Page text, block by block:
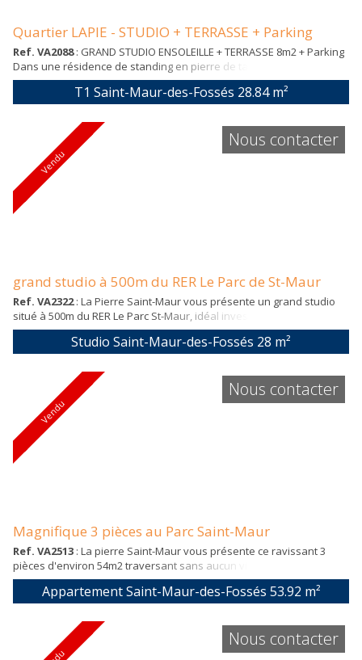
Quartier LAPIE - STUDIO + TERRASSE + Parking
Ref. VA2088: GRAND STUDIO ENSOLEILLE + TERRASSE 8m2 + Parking
Dans une résidence de standing en pierre de taille de 2012 de 2
étages, ASCENSEUR, studio de 28,84 m² carrez en ETAT IMPECCABLE
avec cuisine ouverte, Exposé SUD OUEST, une salle d'eau, WC,
T1 Saint-Maur-des-Fossés 28.84 m²
Vendu
grand studio à 500m du RER Le Parc de St-Maur
Ref. VA2322: La Pierre Saint-Maur vous présente un grand studio
situé à 500m du RER Le Parc St-Maur, idéal investisseur! Ce grand
studio de 28m2 se compose d'une grand pièce à vivre sans vis-à-
vis, d'une cuisine américaine, d'une salle de bains avec un toilette.
Studio Saint-Maur-des-Fossés 28 m²
Nous contacter
Vendu
Magnifique 3 pièces au Parc Saint-Maur
Ref. VA2513 : La pierre Saint-Maur vous présente ce ravissant 3
pièces d'environ 54m2 traversant sans aucun vis à vis, exposé
plein sud situé dans un immeuble pierre de taille et sécurisé au 4
ème étages sur 6 avec ascenseur. Cet appartement idéalement
entrée avec rangement, d'un beau séjour lumineux avec une partie
bureau, d'une cuisine a...
Appartement Saint-Maur-des-Fossés 53.92 m²
Nous contacter
Nous contacter